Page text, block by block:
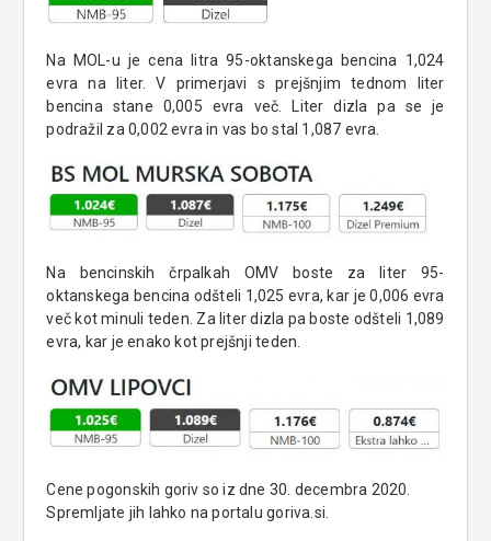
Na MOL-u je cena litra 95-oktanskega bencina 1,024
evra na liter. V primerjavi s prejšnjim tednom liter
bencina stane 0,005 evra več. Liter dizla pa se je
podražil za 0,002 evra in vas bo stal 1,087 evra.
Na bencinskih črpalkah OMV boste za liter 95-
oktanskega bencina odšteli 1,025 evra, kar je 0,006 evra
več kot minuli teden. Za liter dizla pa boste odšteli 1,089
evra, kar je enako kot prejšnji teden.
Cene pogonskih goriv so iz dne 30. decembra 2020.
Spremljate jih lahko na portalu goriva.si.